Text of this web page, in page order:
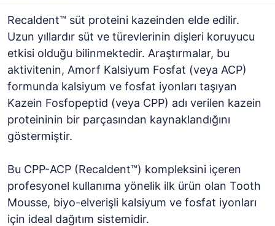
Recaldent™ süt proteini kazeinden elde edilir.
Uzun yıllardır süt ve türevlerinin dişleri koruyucu
etkisi olduğu bilinmektedir. Araştırmalar, bu
aktivitenin, Amorf Kalsiyum Fosfat (veya ACP)
formunda kalsiyum ve fosfat iyonları taşıyan
Kazein Fosfopeptid (veya CPP) adı verilen kazein
proteininin bir parçasından kaynaklandığını
göstermiştir.
Bu CPP-ACP (Recaldent™) kompleksini içeren
profesyonel kullanıma yönelik ilk ürün olan Tooth
Mousse, biyo-elverişli kalsiyum ve fosfat iyonları
için ideal dağıtım sistemidir.